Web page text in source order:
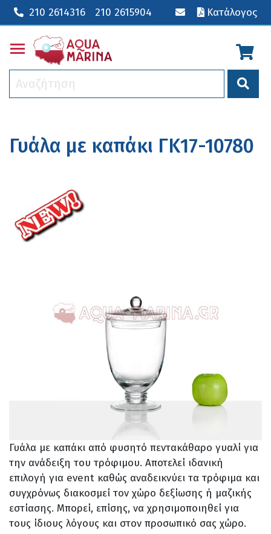
210 2614316 210 2615904 Κατάλογος
Toggle main menu visibility
Γυάλα με καπάκι ΓΚ17-10780
Γυάλα με καπάκι από φυσητό πεντακάθαρο γυαλί για
την ανάδειξη του τρόφιμου. Αποτελεί ιδανική
επιλογή για event καθώς αναδεικνύει τα τρόφιμα και
συγχρόνως διακοσμεί τον χώρο δεξίωσης ή μαζικής
εστίασης. Μπορεί, επίσης, να χρησιμοποιηθεί για
τους ίδιους λόγους και στον προσωπικό σας χώρο.